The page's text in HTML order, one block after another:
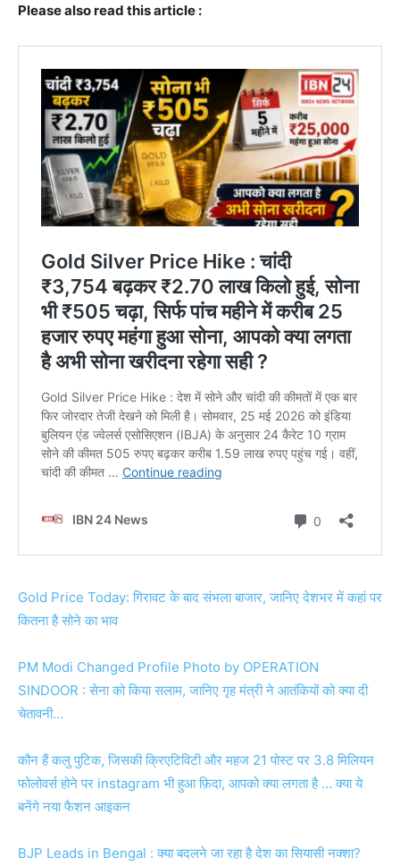
Please also read this article :
Gold Price Today: गिरावट के बाद संभला बाजार, जानिए देशभर में कहां पर
कितना है सोने का भाव
PM Modi Changed Profile Photo by OPERATION
SINDOOR : सेना को किया सलाम, जानिए गृह मंत्री ने आतंकियों को क्या दी
चेतावनी…
कौन हैं कलु पुटिक, जिसकी क्रिएटिविटी और महज 21 पोस्ट पर 3.8 मिलियन
फोलोवर्स होने पर instagram भी हुआ फ़िदा, आपको क्या लगता है … क्या ये
बनेंगे नया फैशन आइकन
BJP Leads in Bengal : क्या बदलने जा रहा है देश का सियासी नक्शा?